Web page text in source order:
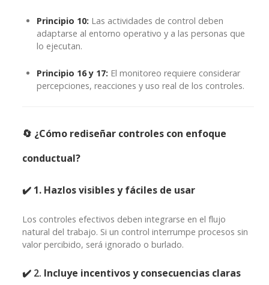
Principio 10: Las actividades de control deben
adaptarse al entorno operativo y a las personas que
lo ejecutan.
Principio 16 y 17: El monitoreo requiere considerar
percepciones, reacciones y uso real de los controles.
🔄 ¿Cómo rediseñar controles con enfoque
conductual?
✔️ 1. Hazlos visibles y fáciles de usar
Los controles efectivos deben integrarse en el flujo
natural del trabajo. Si un control interrumpe procesos sin
valor percibido, será ignorado o burlado.
✔️ 2. Incluye incentivos y consecuencias claras